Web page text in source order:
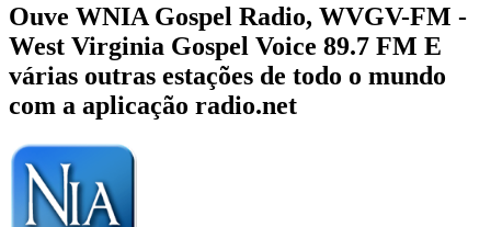
Ouve WNIA Gospel Radio, WVGV-FM -
West Virginia Gospel Voice 89.7 FM E
várias outras estações de todo o mundo
com a aplicação radio.net